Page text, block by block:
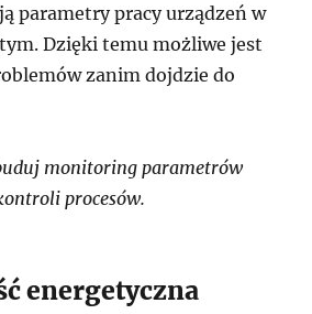
parametry pracy urządzeń w
Dzięki temu możliwe jest
zanim dojdzie do
monitoring parametrów
procesów.
energetyczna